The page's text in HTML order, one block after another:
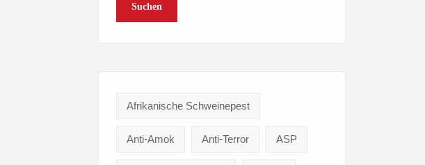
Suchen
Afrikanische Schweinepest
Anti-Amok Anti-Terror ASP